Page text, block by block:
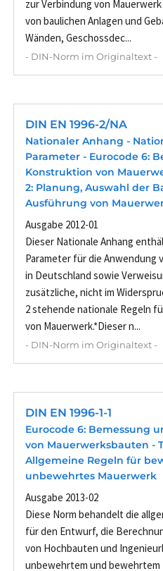
zur Verbindung von
von baulichen Anlagen und
Wänden, Geschossdec...
- DIN-Norm im Originaltext -
DIN EN 1996-2/NA
Nationaler Anhang -
Parameter - Eurocode 6:
Konstruktion von
2: Planung, Auswahl der
Ausführung von
Ausgabe 2012-01
Dieser Nationale Anhang
Parameter für die Anwendung
in Deutschland sowie
zusätzliche, nicht im
2 stehende nationale Regeln
von Mauerwerk.*Dieser n...
- DIN-Norm im Originaltext -
DIN EN 1996-1-1
Eurocode 6: Bemessung
von Mauerwerksbauten -
Allgemeine Regeln für
unbewehrtes Mauerwerk
Ausgabe 2013-02
Diese Norm behandelt die
für den Entwurf, die
von Hochbauten und
unbewehrtem und bewehrtem